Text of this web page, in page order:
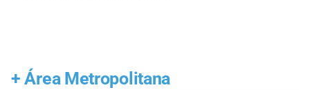
+ Área Metropolitana